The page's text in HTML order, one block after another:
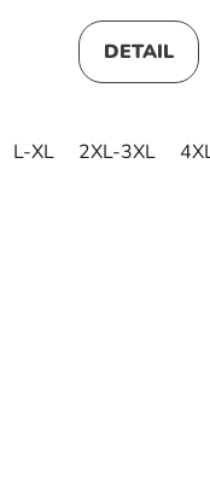
DETAIL
L-XL 2XL-3XL